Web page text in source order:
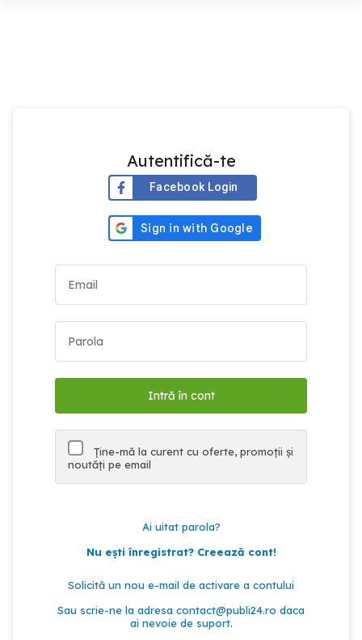
Autentifică-te
Facebook Login
Ține-mă la curent cu oferte, promoții și
noutăți pe email
Ai uitat parola?
Nu ești înregistrat? Creează cont!
Solicită un nou e-mail de activare a contului
Sau scrie-ne la adresa contact@publi24.ro daca
ai nevoie de suport.